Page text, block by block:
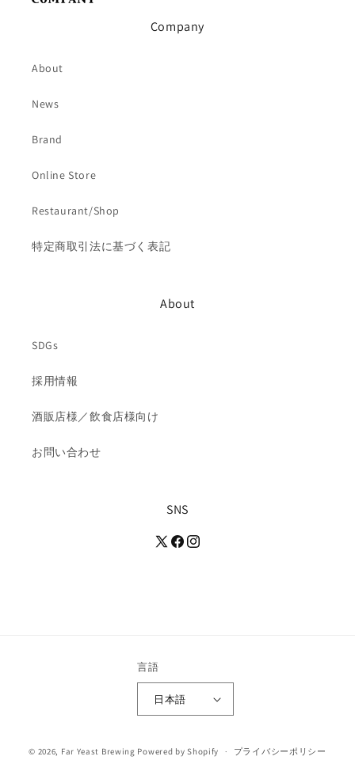
Company
About
News
Brand
Online Store
Restaurant/Shop
特定商取引法に基づく表記
About
SDGs
採用情報
酒販店様／飲食店様向け
お問い合わせ
SNS
言語
日本語
© 2026, Far Yeast Brewing Powered by Shopify プライバシーポリシー